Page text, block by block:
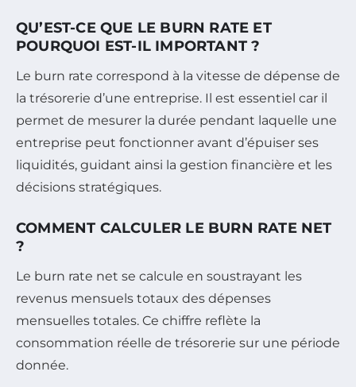
QU’EST-CE QUE LE BURN RATE ET
POURQUOI EST-IL IMPORTANT ?
Le burn rate correspond à la vitesse de dépense de
la trésorerie d’une entreprise. Il est essentiel car il
permet de mesurer la durée pendant laquelle une
entreprise peut fonctionner avant d’épuiser ses
liquidités, guidant ainsi la gestion financière et les
décisions stratégiques.
COMMENT CALCULER LE BURN RATE NET
?
Le burn rate net se calcule en soustrayant les
revenus mensuels totaux des dépenses
mensuelles totales. Ce chiffre reflète la
consommation réelle de trésorerie sur une période
donnée.